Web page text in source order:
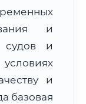
и
судов и
и
базовая